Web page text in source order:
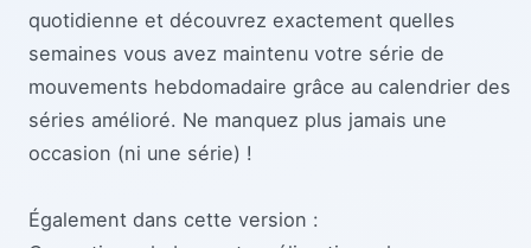
quotidienne et découvrez exactement quelles
semaines vous avez maintenu votre série de
mouvements hebdomadaire grâce au calendrier des
séries amélioré. Ne manquez plus jamais une
occasion (ni une série) !
Également dans cette version :